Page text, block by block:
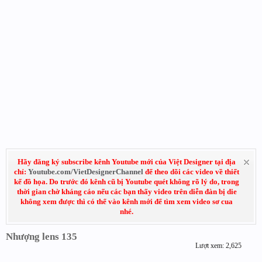
Hãy đăng ký subscribe kênh Youtube mới của Việt Designer tại địa
chỉ: Youtube.com/VietDesignerChannel để theo dõi các video về thiết
kế đồ họa. Do trước đó kênh cũ bị Youtube quét không rõ lý do, trong
thời gian chờ kháng cáo nếu các bạn thấy video trên diễn đàn bị die
không xem được thì có thể vào kênh mới để tìm xem video sơ cua
nhé.
Nhượng lens 135
Lượt xem: 2,625